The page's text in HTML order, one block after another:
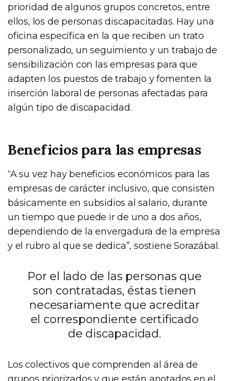
prioridad de algunos grupos concretos, entre
ellos, los de personas discapacitadas. Hay una
oficina específica en la que reciben un trato
personalizado, un seguimiento y un trabajo de
sensibilización con las empresas para que
adapten los puestos de trabajo y fomenten la
inserción laboral de personas afectadas para
algún tipo de discapacidad.
Beneficios para las empresas
“A su vez hay beneficios económicos para las
empresas de carácter inclusivo, que consisten
básicamente en subsidios al salario, durante
un tiempo que puede ir de uno a dos años,
dependiendo de la envergadura de la empresa
y el rubro al que se dedica”, sostiene Sorazábal.
Por el lado de las personas que
son contratadas, éstas tienen
necesariamente que acreditar
el correspondiente certificado
de discapacidad.
Los colectivos que comprenden al área de